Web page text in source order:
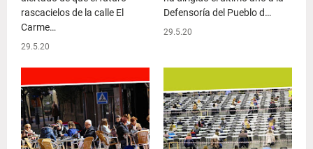
rascacielos de la calle El
Carme…
29.5.20
Defensoría del Pueblo d…
29.5.20